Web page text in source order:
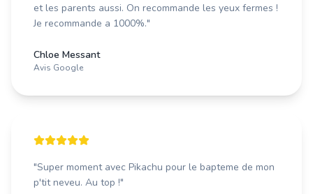
et les parents aussi. On recommande les yeux fermes !
Je recommande a 1000%."
Chloe Messant
Avis Google
"Super moment avec Pikachu pour le bapteme de mon
p'tit neveu. Au top !"